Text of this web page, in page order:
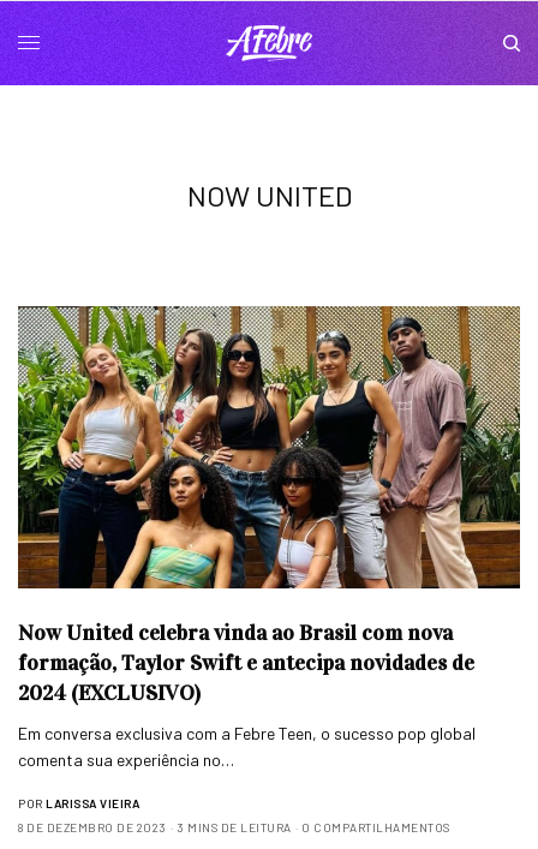
NOW UNITED
Now United celebra vinda ao Brasil com nova
formação, Taylor Swift e antecipa novidades de
2024 (EXCLUSIVO)
Em conversa exclusiva com a Febre Teen, o sucesso pop global
comenta sua experiência no…
POR LARISSA VIEIRA
8 DE DEZEMBRO DE 2023
3 MINS DE LEITURA 0 COMPARTILHAMENTOS